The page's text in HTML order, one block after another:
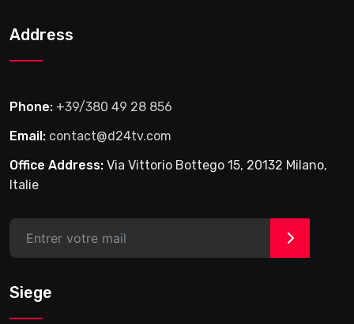
Address
Phone: +39/380 49 28 856
Email: contact@d24tv.com
Office Address: Via Vittorio Bottego 15, 20132 Milano,
Italie
>
Siege